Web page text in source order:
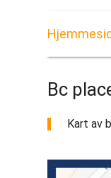
Bc
Kart av